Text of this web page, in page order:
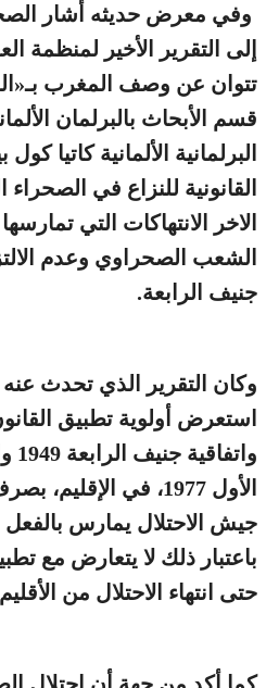
وفي معرض حديثه أشار
إلى التقرير الأخير لمنظمة
تتوان عن وصف المغرب
قسم الأبحاث بالبرلمان
البرلمانية الألمانية كاتيا
القانونية للنزاع في الصحراء
الاخر الانتهاكات التي
الشعب الصحراوي وعدم
جنيف الرابعة.
وكان التقرير الذي تحدث
استعرض أولوية تطبيق
الأول 1977، في
جيش الاحتلال يمارس بالفعل
باعتبار ذلك لا يتعارض مع
حتى انتهاء الاحتلال من